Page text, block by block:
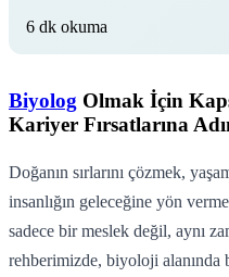
6 dk okuma
Biyolog Olmak İçin
Kariyer Fırsatlarına
Doğanın sırlarını çözmek,
insanlığın geleceğine yön
sadece bir meslek değil, aynı
rehberimizde, biyoloji alanında